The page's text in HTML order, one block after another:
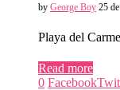
by George Boy 25
Playa del
Read more
0 Facebook